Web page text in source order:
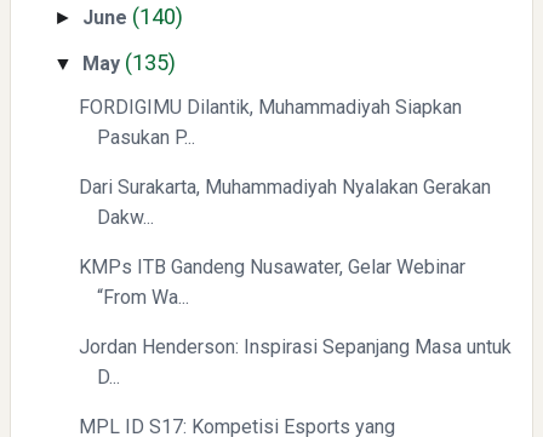
Swiss German University Raih Peringkat #1 Global untuk
► June (140)
▼ May (135)
FORDIGIMU Dilantik, Muhammadiyah Siapkan
Pasukan P...
Dari Surakarta, Muhammadiyah Nyalakan Gerakan
Dakw...
KMPs ITB Gandeng Nusawater, Gelar Webinar
“From Wa...
Jordan Henderson: Inspirasi Sepanjang Masa untuk
D...
MPL ID S17: Kompetisi Esports yang